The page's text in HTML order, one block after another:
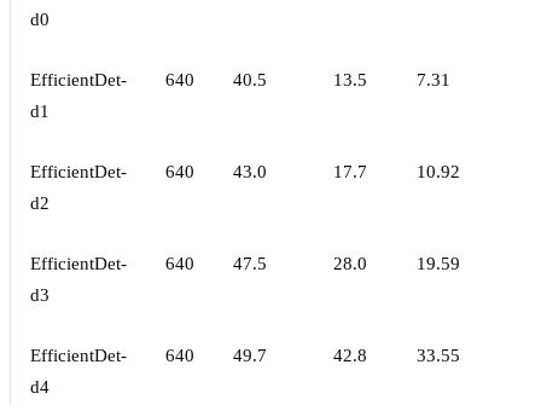
d0
EfficientDet-
d1
640 40.5 13.5 7.31
EfficientDet-
d2
640 43.0 17.7 10.92
EfficientDet-
d3
640 47.5 28.0 19.59
EfficientDet-
d4
640 49.7 42.8 33.55